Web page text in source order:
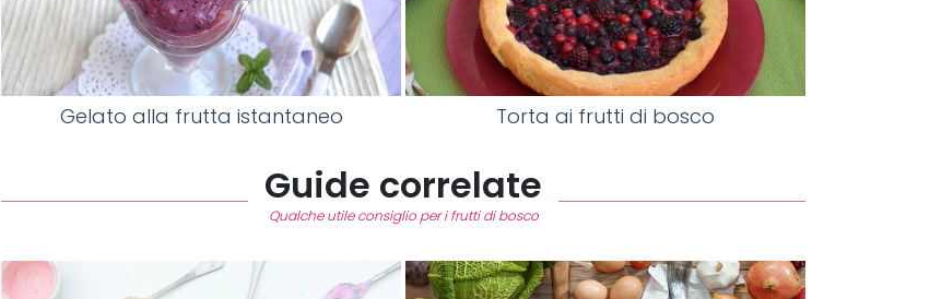
Gelato alla frutta istantaneo Torta ai frutti di bosco
Guide correlate
Qualche utile consiglio per i frutti di bosco